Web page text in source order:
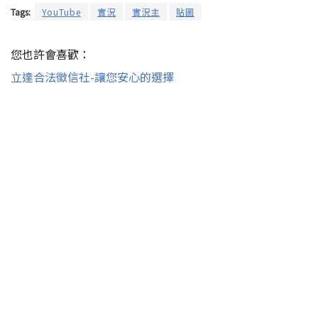
Tags: YouTube 實況 實況主 貼圖
您也許會喜歡：
立達合法徵信社-讓您安心的選擇